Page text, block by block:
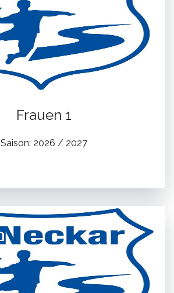
Frauen 1
Saison: 2026 / 2027